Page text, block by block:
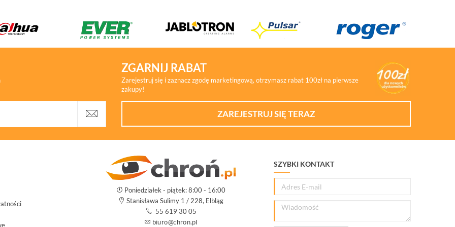
ZGARNIJ RABAT
Zarejestruj się i zaznacz zgodę marketingową, otrzymasz rabat 100zł na pierwsze
zakupy!
ZAREJESTRUJ SIĘ TERAZ
Poniedziałek - piątek: 8:00 - 16:00
Stanisława Sulimy 1 / 228, Elbląg
55 619 30 05
SZYBKI KONTAKT